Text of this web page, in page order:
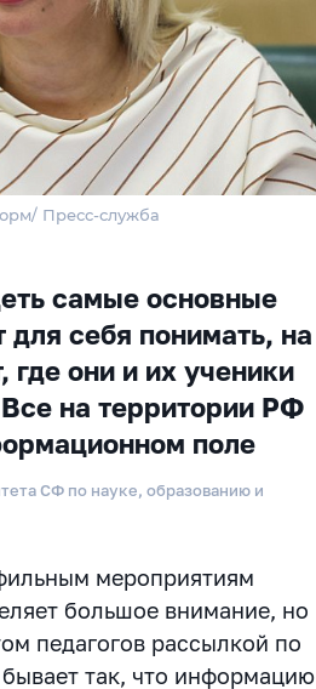
Пресс-служба
самые основные
для себя понимать, на
где они и их ученики
Все на территории РФ
поле
СФ по науке, образованию и
мероприятиям
большое внимание, но
педагогов рассылкой по
так, что